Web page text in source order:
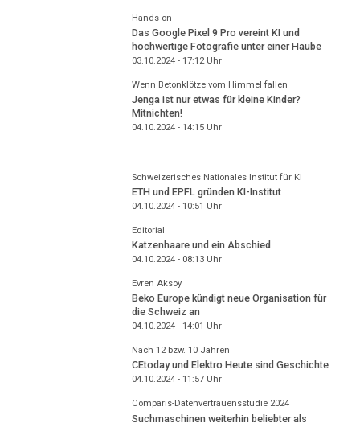
Hands-on
Das Google Pixel 9 Pro vereint KI und
hochwertige Fotografie unter einer Haube
03.10.2024 - 17:12Uhr
Wenn Betonklötze vom Himmel fallen
Jenga ist nur etwas für kleine Kinder?
Mitnichten!
04.10.2024 - 14:15Uhr
Schweizerisches Nationales Institut für KI
ETH und EPFL gründen KI-Institut
04.10.2024 - 10:51 Uhr
Editorial
Katzenhaare und ein Abschied
04.10.2024 - 08:13Uhr
Evren Aksoy
Beko Europe kündigt neue Organisation für
die Schweiz an
04.10.2024 - 14:01 Uhr
Nach 12 bzw. 10 Jahren
CEtoday und Elektro Heute sind Geschichte
04.10.2024 - 11:57Uhr
Comparis-Datenvertrauensstudie 2024
Suchmaschinen weiterhin beliebter als